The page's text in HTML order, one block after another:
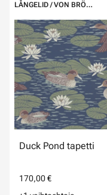
LÅNGELID / VON BRÖMSSEN
Duck Pond tapetti
170,00 €